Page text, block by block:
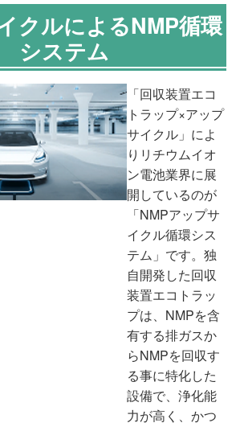
クルによるNMP循環
システム
「回収装置エコ
トラップ×アップ
サイクル」によ
りリチウムイオ
ン電池業界に展
開しているのが
「NMPアップサ
イクル循環シス
テム」です。独
自開発した回収
装置エコトラッ
プは、NMPを含
有する排ガスか
らNMPを回収す
る事に特化した
設備で、浄化能
力が高く、かつ